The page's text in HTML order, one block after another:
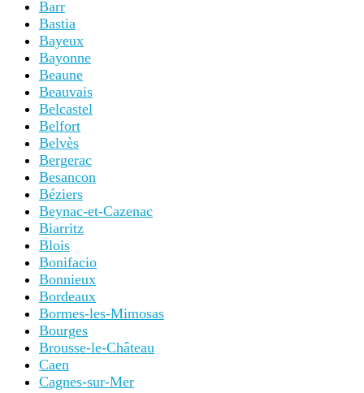
Barr
Bastia
Bayeux
Bayonne
Beaune
Beauvais
Belcastel
Belfort
Belvès
Bergerac
Besancon
Béziers
Beynac-et-Cazenac
Biarritz
Blois
Bonifacio
Bonnieux
Bordeaux
Bormes-les-Mimosas
Bourges
Brousse-le-Château
Caen
Cagnes-sur-Mer